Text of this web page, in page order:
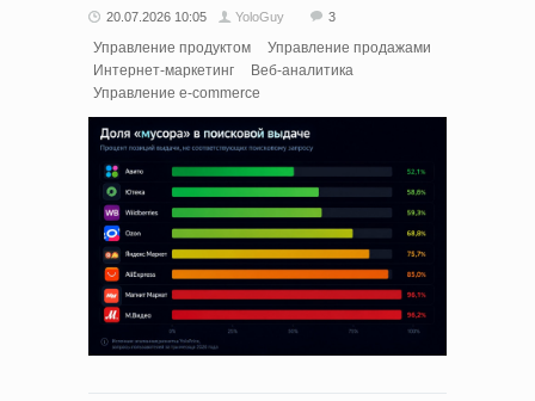
20.07.2026 10:05 YoloGuy 3
Управление продуктом
Управление продажами
Интернет-маркетинг
Веб-аналитика
Управление e-commerce